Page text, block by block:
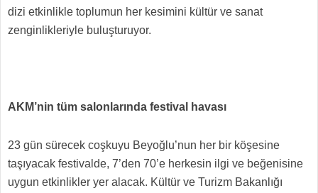
dizi etkinlikle toplumun her kesimini kültür ve sanat
zenginlikleriyle buluşturuyor.
AKM’nin tüm salonlarında festival havası
23 gün sürecek coşkuyu Beyoğlu’nun her bir köşesine
taşıyacak festivalde, 7’den 70’e herkesin ilgi ve beğenisine
uygun etkinlikler yer alacak. Kültür ve Turizm Bakanlığı